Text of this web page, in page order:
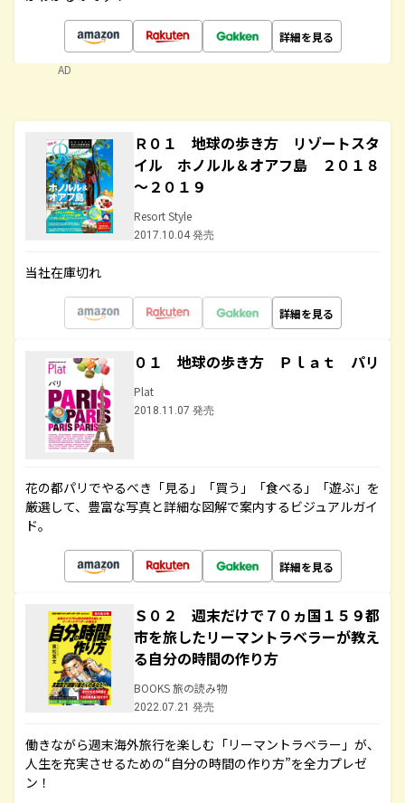
詳細を見る
AD
Ｒ０１ 地球の歩き方 リゾートスタ
イル ホノルル＆オアフ島 ２０１８
～２０１９
Resort Style
2017.10.04 発売
当社在庫切れ
詳細を見る
０１ 地球の歩き方 Ｐｌａｔ パリ
Plat
2018.11.07 発売
花の都パリでやるべき「見る」「買う」「食べる」「遊ぶ」を
厳選して、豊富な写真と詳細な図解で案内するビジュアルガイ
ド。
詳細を見る
Ｓ０２ 週末だけで７０ヵ国１５９都
市を旅したリーマントラベラーが教え
る自分の時間の作り方
BOOKS 旅の読み物
2022.07.21 発売
働きながら週末海外旅行を楽しむ「リーマントラベラー」が、
人生を充実させるための“自分の時間の作り方”を全力プレゼ
ン！